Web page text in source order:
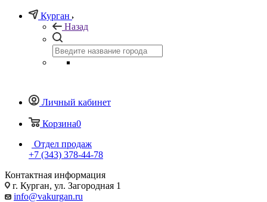
Курган
Назад
Личный кабинет
Корзина0
Отдел продаж
+7 (343) 378-44-78
Контактная информация
г. Курган, ул. Загородная 1
info@vakurgan.ru